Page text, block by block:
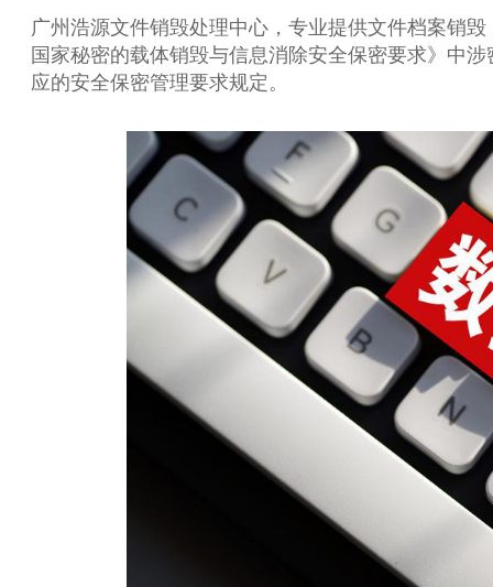
广州浩源文件销毁处理中心，专业提供文件档案销
国家秘密的载体销毁与信息消除安全保密要求》中
应的安全保密管理要求规定。